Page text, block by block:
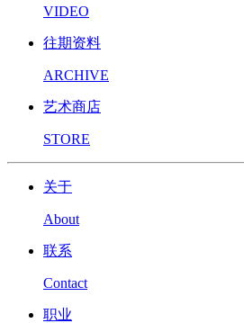
VIDEO
往期资料
ARCHIVE
艺术商店
STORE
关于
About
联系
Contact
职业